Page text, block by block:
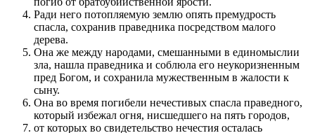
Ради него потопляемую землю опять премудрость
спасла, сохранив праведника посредством малого
дерева.
Она же между народами, смешанными в единомыслии
зла, нашла праведника и соблюла его неукоризненным
пред Богом, и сохранила мужественным в жалости к
сыну.
Она во время погибели нечестивых спасла праведного,
который избежал огня, нисшедшего на пять городов,
от которых во свидетельство нечестия осталась